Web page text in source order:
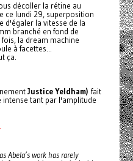
décoller la rétine au
ce lundi 29, superposition
d'égaler la vitesse de la
branché en fond de
la dream machine
à facettes...
ça.
Justice Yeldham)fait
intense tant par l'amplitude
Abela’s work has rarely